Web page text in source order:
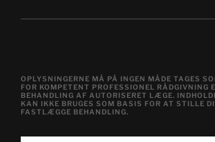
OPLYSNINGERNE MÅ PÅ INGEN MÅDE TAGES
FOR KOMPETENT PROFESSIONEL RÅDGIVNING
BEHANDLING AF AUTORISERET LÆGE.
KAN IKKE BRUGES SOM BASIS FOR AT STILLE
FASTLÆGGE BEHANDLING.